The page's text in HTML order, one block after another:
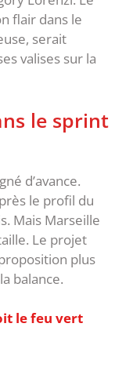
flair dans le
serait
valises sur la
le sprint
d’avance.
le profil du
Mais Marseille
‎Le projet
plus
balance.
le feu vert